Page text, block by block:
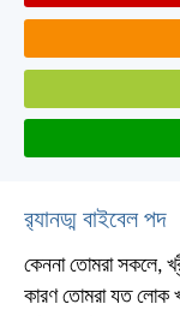
র‌্যানড্ম বাইবেল পদ
কেননা তোমরা সকলে,
কারণ তোমরা যত লোক